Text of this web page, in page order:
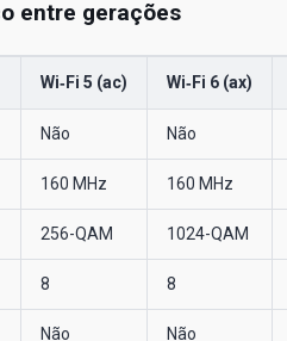
entre gerações
Wi‑Fi 5 (ac) Wi‑Fi 6 (ax)
Não Não
160 MHz 160 MHz
256-QAM 1024-QAM
8 8
Não Não